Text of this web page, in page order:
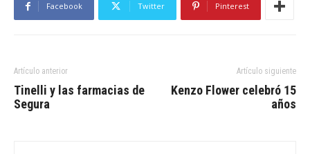
Facebook Twitter Pinterest
Artículo anterior
Tinelli y las farmacias de
Segura
Artículo siguiente
Kenzo Flower celebró 15
años